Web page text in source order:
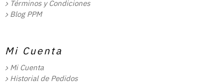
Términos y Condiciones
Blog PPM
Mi Cuenta
Mi Cuenta
Historial de Pedidos